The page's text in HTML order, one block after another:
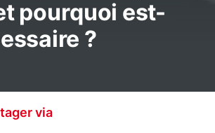
pourquoi est-
?
via